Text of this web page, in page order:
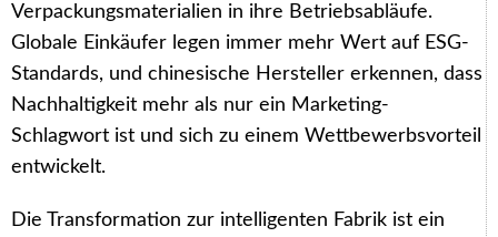
Verpackungsmaterialien in ihre Betriebsabläufe.
Globale Einkäufer legen immer mehr Wert auf ESG-
Standards, und chinesische Hersteller erkennen, dass
Nachhaltigkeit mehr als nur ein Marketing-
Schlagwort ist und sich zu einem Wettbewerbsvorteil
entwickelt.
Die Transformation zur intelligenten Fabrik ist ein